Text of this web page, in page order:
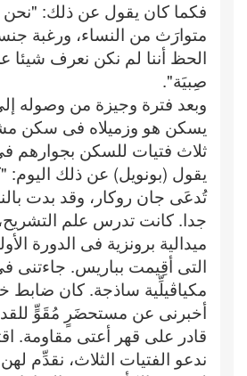
فكما كان يقول عن ذلك:
متوارَث من النساء، ورغبة
الحظ أننا لم نكن نعرف شيئا
صِبيَة".
وبعد فترة وجيزة من وصوله
يسكن هو وزميلاه فى سكن
ثلاث فتيات للسكن بجوارهم
يقول (بونويل) عن ذلك اليوم:
تُدعَى جان روكار، وقد بدت
جدا. كانت تدرس علم
التى أقِيمت بباريس. جاءتنى
مكياڤيلِّية ساذجة. كان ضابط
أخبرنى عن مستحضَرٍ مُقَوٍّ
قادر على قهر أعتى مقاومة.
ندعو الفتيات الثلاث، نقدِّم